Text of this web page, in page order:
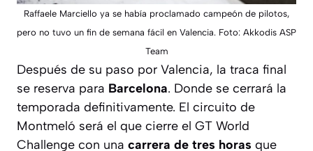
Raffaele Marciello ya se había proclamado campeón de pilotos,
pero no tuvo un fin de semana fácil en Valencia. Foto: Akkodis ASP
Team
Después de su paso por Valencia, la traca final
se reserva para Barcelona. Donde se cerrará la
temporada definitivamente. El circuito de
Montmeló será el que cierre el GT World
Challenge con una carrera de tres horas que